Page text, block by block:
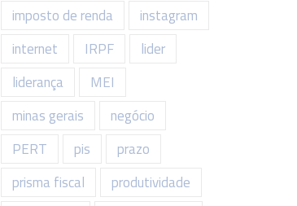
imposto de renda
instagram
internet
IRPF
lider
liderança
MEI
minas gerais
negócio
PERT
pis
prazo
prisma fiscal
produtividade